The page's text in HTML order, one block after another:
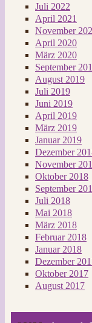
Juli 2022
April 2021
November
April 2020
März 2020
September
August 2019
Juli 2019
Juni 2019
April 2019
März 2019
Januar 2019
Dezember
November
Oktober 2018
September
Juli 2018
Mai 2018
März 2018
Februar 2018
Januar 2018
Dezember
Oktober 2017
August 2017